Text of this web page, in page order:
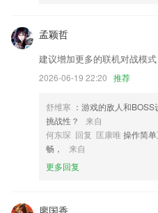
3..点击图片放大显示
4.只需一个手机或iPad，24小时随
本，上课时间自由方便，孩子足不
让孩子练琴知道对错、及时改进，高
5.自由创作、作品改编、作品分享
梦想中的奇妙世界。
6.真实3d物理引擎游戏体现完美不
有娱游戏更新了什么?
孟颖哲
建议增加更多的联机对战模式
2026-06-19 22:20 推荐
舒维寒 ：游戏的敌人和
挑战性？
来自
何东琛 回复 匡康唯 操作简
畅，
来自
更多回复
廖国香